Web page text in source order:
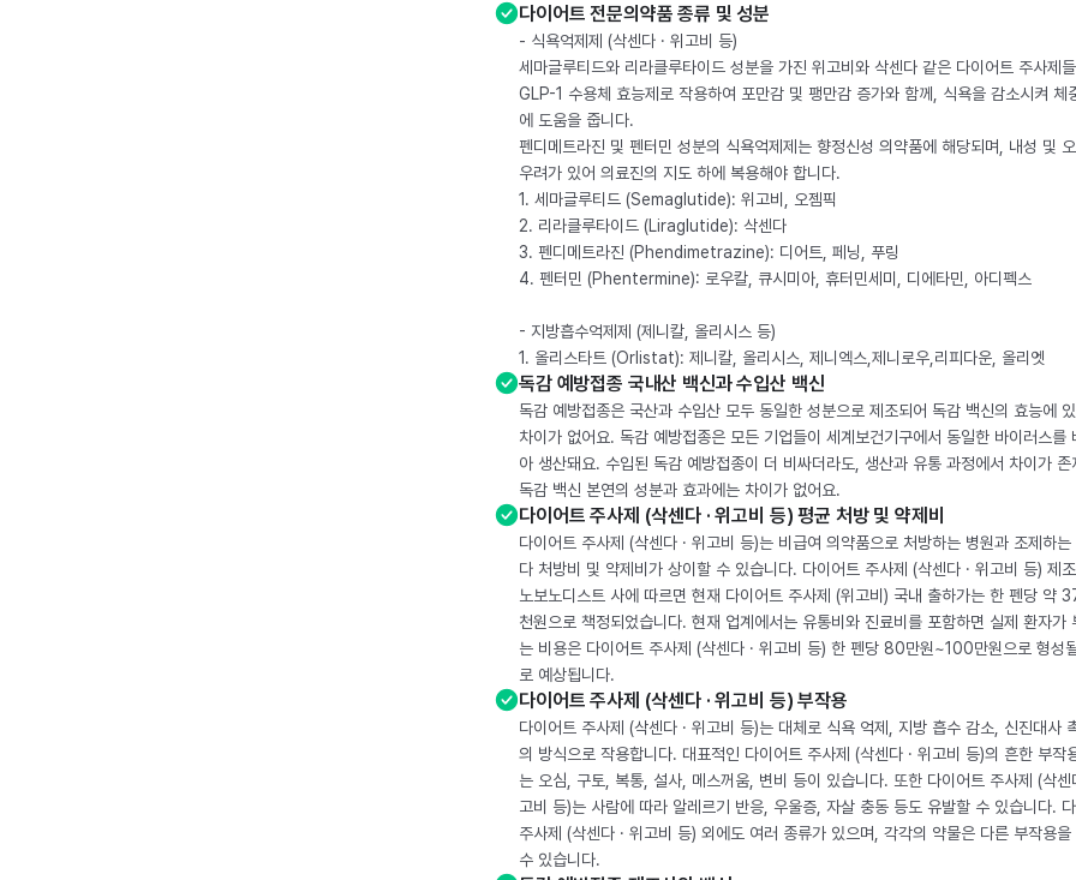
다이어트 전문의약품 종류 및 성분
- 식욕억제제 (삭센다 · 위고비 등)
세마글루티드와 리라클루타이드 성분을 가진 위고비와 삭센다 같은 다이어트 주사제
GLP-1 수용체 효능제로 작용하여 포만감 및 팽만감 증가와 함께, 식욕을 감소시켜 체
에 도움을 줍니다.
펜디메트라진 및 펜터민 성분의 식욕억제제는 향정신성 의약품에 해당되며, 내성 및
우려가 있어 의료진의 지도 하에 복용해야 합니다.
1. 세마글루티드 (Semaglutide): 위고비, 오젬픽
2. 리라클루타이드 (Liraglutide): 삭센다
3. 펜디메트라진 (Phendimetrazine): 디어트, 페닝, 푸링
4. 펜터민 (Phentermine): 로우칼, 큐시미아, 휴터민세미, 디에타민, 아디펙스
- 지방흡수억제제 (제니칼, 올리시스 등)
1. 올리스타트 (Orlistat): 제니칼, 올리시스, 제니엑스,제니로우,리피다운, 올리엣
독감 예방접종 국내산 백신과 수입산 백신
독감 예방접종은 국산과 수입산 모두 동일한 성분으로 제조되어 독감 백신의 효능에
차이가 없어요. 독감 예방접종은 모든 기업들이 세계보건기구에서 동일한 바이러스를
아 생산돼요. 수입된 독감 예방접종이 더 비싸더라도, 생산과 유통 과정에서 차이가 존
독감 백신 본연의 성분과 효과에는 차이가 없어요.
다이어트 주사제 (삭센다 · 위고비 등) 평균 처방 및 약제비
다이어트 주사제 (삭센다 · 위고비 등)는 비급여 의약품으로 처방하는 병원과 조제하는
다 처방비 및 약제비가 상이할 수 있습니다. 다이어트 주사제 (삭센다 · 위고비 등) 제
노보노디스트 사에 따르면 현재 다이어트 주사제 (위고비) 국내 출하가는 한 펜당 약
천원으로 책정되었습니다. 현재 업계에서는 유통비와 진료비를 포함하면 실제 환자가
는 비용은 다이어트 주사제 (삭센다 · 위고비 등) 한 펜당 80만원~100만원으로 형성
로 예상됩니다.
다이어트 주사제 (삭센다 · 위고비 등) 부작용
다이어트 주사제 (삭센다 · 위고비 등)는 대체로 식욕 억제, 지방 흡수 감소, 신진대사
의 방식으로 작용합니다. 대표적인 다이어트 주사제 (삭센다 · 위고비 등)의 흔한 부작
는 오심, 구토, 복통, 설사, 메스꺼움, 변비 등이 있습니다. 또한 다이어트 주사제 (삭센
고비 등)는 사람에 따라 알레르기 반응, 우울증, 자살 충동 등도 유발할 수 있습니다.
주사제 (삭센다 · 위고비 등) 외에도 여러 종류가 있으며, 각각의 약물은 다른 부작용을
수 있습니다.